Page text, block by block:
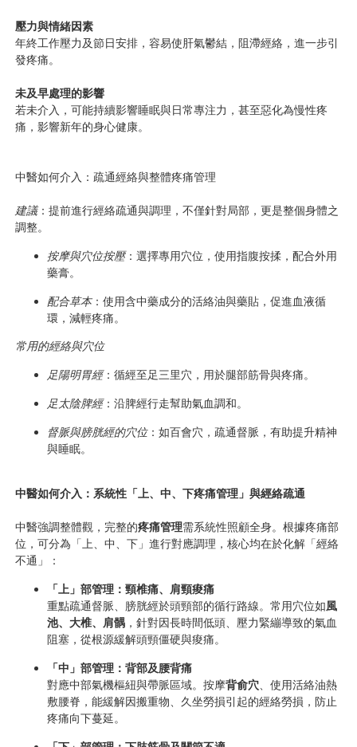
壓力與情緒因素
年終工作壓力及節日安排，容易使肝氣鬱結，阻滯經絡，進一步引
發疼痛。
未及早處理的影響
若未介入，可能持續影響睡眠與日常專注力，甚至惡化為慢性疼
痛，影響新年的身心健康。
中醫如何介入：疏通經絡與整體疼痛管理
建議：提前進行經絡疏通與調理，不僅針對局部，更是整個身體之
調整。
按摩與穴位按壓：選擇專用穴位，使用指腹按揉，配合外用
藥膏。
配合草本：使用含中藥成分的活絡油與藥貼，促進血液循
環，減輕疼痛。
常用的經絡與穴位
足陽明胃經：循經至足三里穴，用於腿部筋骨與疼痛。
足太陰脾經：沿脾經行走幫助氣血調和。
督脈與膀胱經的穴位：如百會穴，疏通督脈，有助提升精神
與睡眠。
中醫如何介入：系統性「上、中、下疼痛管理」與經絡疏通
中醫強調整體觀，完整的疼痛管理需系統性照顧全身。根據疼痛部
位，可分為「上、中、下」進行對應調理，核心均在於化解「經絡
不通」：
「上」部管理：頸椎痛、肩頸痠痛
重點疏通督脈、膀胱經於頭頸部的循行路線。常用穴位如風
池、大椎、肩髃 ，針對因長時間低頭、壓力緊繃導致的氣血
阻塞，從根源緩解頭頸僵硬與痠痛。
「中」部管理：背部及腰背痛
對應中部氣機樞紐與帶脈區域。按摩背俞穴 、使用活絡油熱
敷腰脊，能緩解因搬重物、久坐勞損引起的經絡勞損，防止
疼痛向下蔓延。